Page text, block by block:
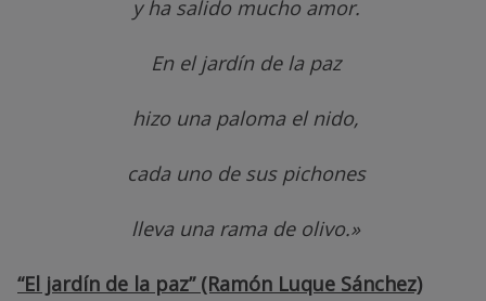
y ha salido mucho amor.
En el jardín de la paz
hizo una paloma el nido,
cada uno de sus pichones
lleva una rama de olivo.»
“El jardín de la paz” (Ramón Luque Sánchez)